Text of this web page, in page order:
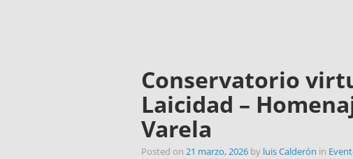
Conservatorio
Laicidad –
Varela
Posted on 21 marzo, 2026 by luis Calderón in